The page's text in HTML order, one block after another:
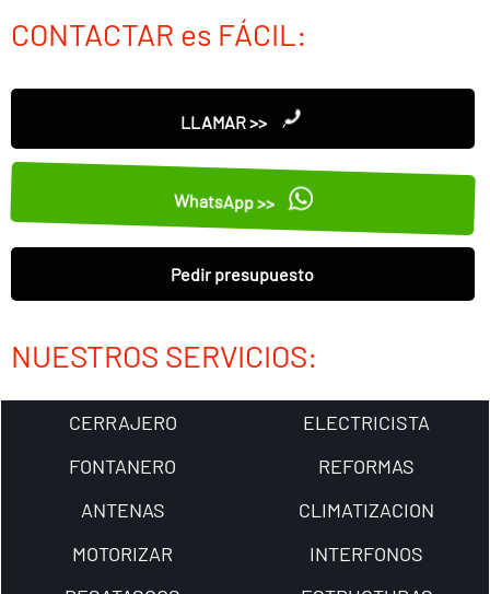
CONTACTAR es FÁCIL:
LLAMAR >>
WhatsApp >>
Pedir presupuesto
NUESTROS SERVICIOS:
CERRAJERO
ELECTRICISTA
FONTANERO
REFORMAS
ANTENAS
CLIMATIZACION
MOTORIZAR
INTERFONOS